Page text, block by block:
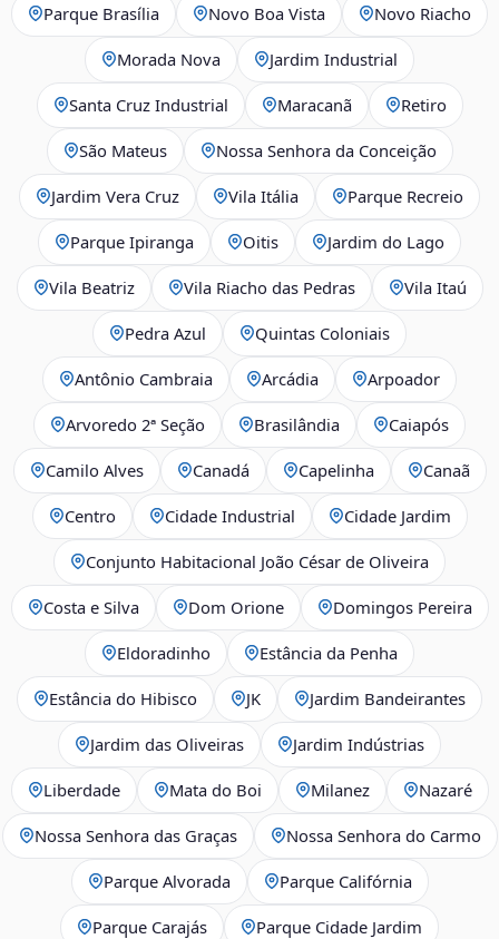
Parque Brasília Novo Boa Vista Novo Riacho
Morada Nova Jardim Industrial
Santa Cruz Industrial Maracanã Retiro
São Mateus Nossa Senhora da Conceição
Jardim Vera Cruz Vila Itália Parque Recreio
Parque Ipiranga Oitis Jardim do Lago
Vila Beatriz Vila Riacho das Pedras Vila Itaú
Pedra Azul Quintas Coloniais
Antônio Cambraia Arcádia Arpoador
Arvoredo 2ª Seção Brasilândia Caiapós
Camilo Alves Canadá Capelinha Canaã
Centro Cidade Industrial Cidade Jardim
Conjunto Habitacional João César de Oliveira
Costa e Silva Dom Orione Domingos Pereira
Eldoradinho Estância da Penha
Estância do Hibisco JK Jardim Bandeirantes
Jardim das Oliveiras Jardim Indústrias
Liberdade Mata do Boi Milanez Nazaré
Nossa Senhora das Graças Nossa Senhora do Carmo
Parque Alvorada Parque Califórnia
Parque Carajás Parque Cidade Jardim